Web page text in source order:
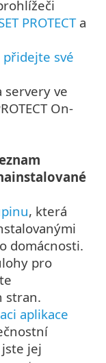
PROTECTa
přidejte své
servery ve
On-
, která
domácnosti.
pro
stran.
aplikace
jej